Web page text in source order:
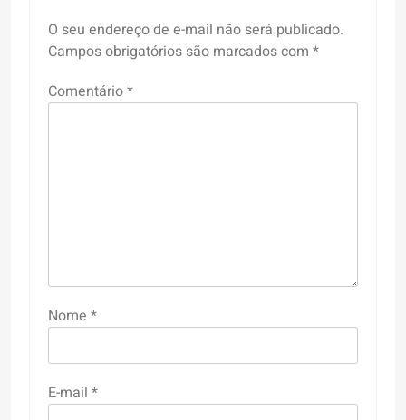
O seu endereço de e-mail não será publicado.
Campos obrigatórios são marcados com *
Comentário*
Nome *
E-mail *